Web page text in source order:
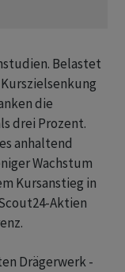
Belastet
die
drei Prozent.
anhaltend
Wachstum
Kursanstieg in
Aktien
Drägerwerk -